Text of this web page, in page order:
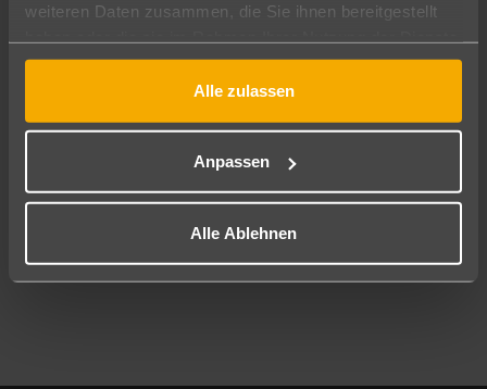
weiteren Daten zusammen, die Sie ihnen bereitgestellt
gesammelt haben.
Alle zulassen
Anpassen
Alle Ablehnen
Reisezeitraum
09.08.26–07.08.27 7-21 Nächte
2 Erwachsene Keine Kinder